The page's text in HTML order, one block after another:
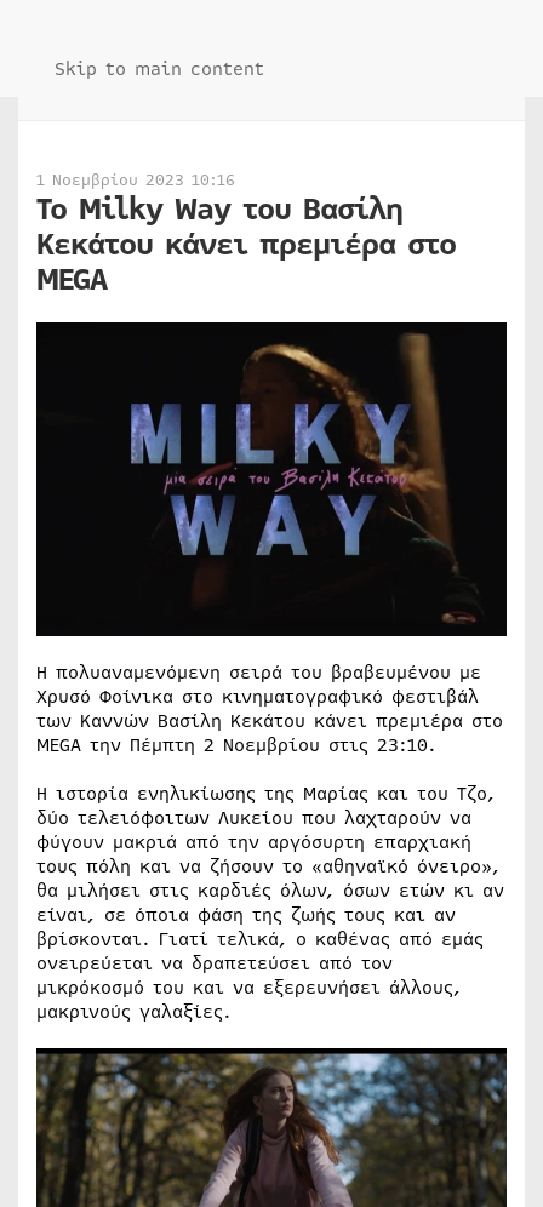
Skip to main content
1 Νοεμβρίου 2023 10:16
Το Milky Way του Βασίλη
Κεκάτου κάνει πρεμιέρα στο
MEGA
Η πολυαναμενόμενη σειρά του βραβευμένου με
Χρυσό Φοίνικα στο κινηματογραφικό φεστιβάλ
των Καννών Βασίλη Κεκάτου κάνει πρεμιέρα στο
MEGA την Πέμπτη 2 Νοεμβρίου στις 23:10.
Η ιστορία ενηλικίωσης της Μαρίας και του Τζο,
δύο τελειόφοιτων Λυκείου που λαχταρούν να
φύγουν μακριά από την αργόσυρτη επαρχιακή
τους πόλη και να ζήσουν το «αθηναϊκό όνειρο»,
θα μιλήσει στις καρδιές όλων, όσων ετών κι αν
είναι, σε όποια φάση της ζωής τους και αν
βρίσκονται. Γιατί τελικά, ο καθένας από εμάς
ονειρεύεται να δραπετεύσει από τον
μικρόκοσμό του και να εξερευνήσει άλλους,
μακρινούς γαλαξίες.